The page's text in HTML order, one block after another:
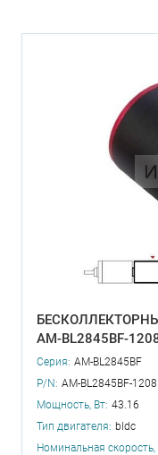
AM-BL2845BF-
Серия: AM-BL2845BF
P/N: AM-BL2845BF-1208
Мощность, Вт: 43.16
Тип двигателя: bldc
Номинальная